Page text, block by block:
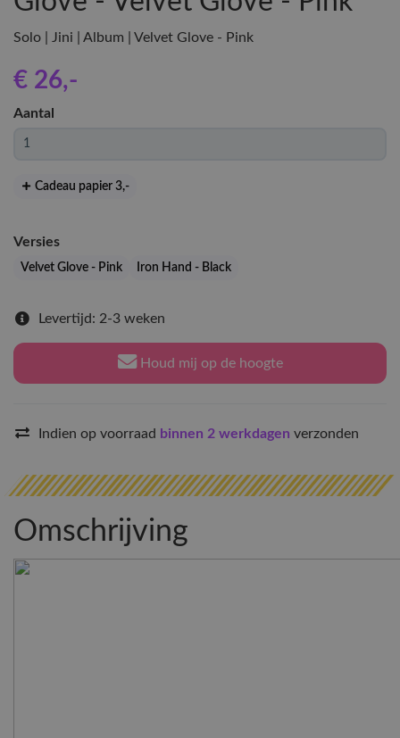
Solo | Jini | Album | Velvet Glove - Pink
€ 26,-
Aantal
Cadeau papier 3,-
Versies
Velvet Glove - Pink Iron Hand - Black
Levertijd: 2-3 weken
Houd mij op de hoogte
Indien op voorraad binnen 2 werkdagen verzonden
Omschrijving